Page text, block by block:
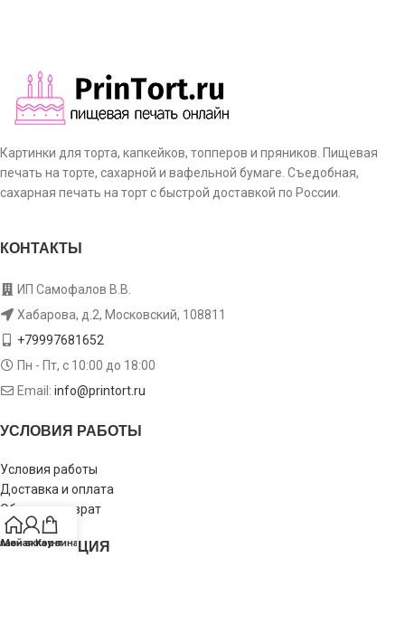
Картинки для торта, капкейков, топперов и пряников. Пищевая
печать на торте, сахарной и вафельной бумаге. Съедобная,
сахарная печать на торт с быстрой доставкой по России.
КОНТАКТЫ
ИП Самофалов В.В.
Хабарова, д.2, Московский, 108811
+79997681652
Пн - Пт, с 10:00 до 18:00
Email: info@printort.ru
УСЛОВИЯ РАБОТЫ
Условия работы
Доставка и оплата
Обмен и возврат
ИНФОРМАЦИЯ
Мой аккаунт
Корзина